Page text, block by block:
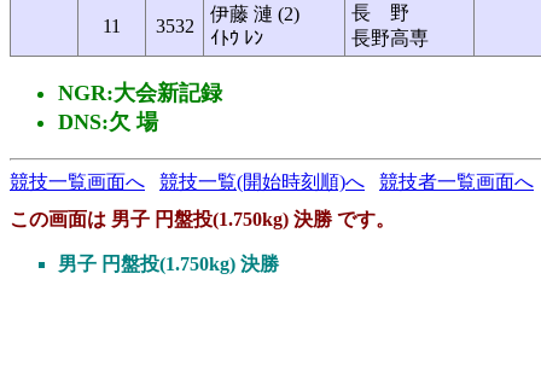
11 3532
伊藤 漣 (2)
ｲﾄｳ ﾚﾝ
長 野
長野高専
NGR:大会新記録
DNS:欠 場
競技一覧画面へ 競技一覧(開始時刻順)へ
競技者一覧画面へ
この画面は 男子 円盤投(1.750kg) 決勝 です。
男子 円盤投(1.750kg) 決勝